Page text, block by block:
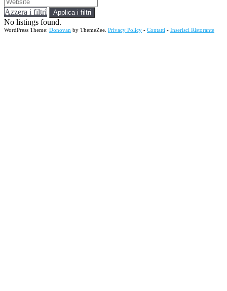
Azzera i filtri Applica i filtri
No listings found.
WordPress Theme: Donovan by ThemeZee. Privacy Policy - Contatti - Inserisci Ristorante